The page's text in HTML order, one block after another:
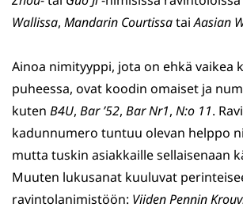
Wallissa, Mandarin CourtissataiAasian
Ainoa nimityyppi, jota on ehkä vaikea
puheessa, ovat koodin omaiset ja
kuten B4U, Bar ’52, Bar Nr1, N:o 11.
kadunnumero tuntuu olevan helppo
mutta tuskin asiakkaille sellaisenaan
Muuten lukusanat kuuluvat
ravintolanimistöön: Viiden Pennin